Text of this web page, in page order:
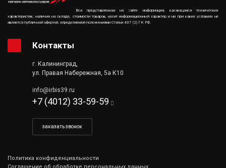
Вся представленная на сайте информация, касающаяся технических
характеристик, наличия на складе, стоимости товаров, носит информационный характер и ни при каких условиях не
является публичной офертой, определяемой положениями Статьи 437 (2) ГК РФ.
Контакты
г. Калининград,
ул. Правая Набережная, 5а К10
info@irbis39.ru
+7 (4012) 33-59-59
заказать звонок
Политика конфиденциальности
Соглашение об обработке персональных данных